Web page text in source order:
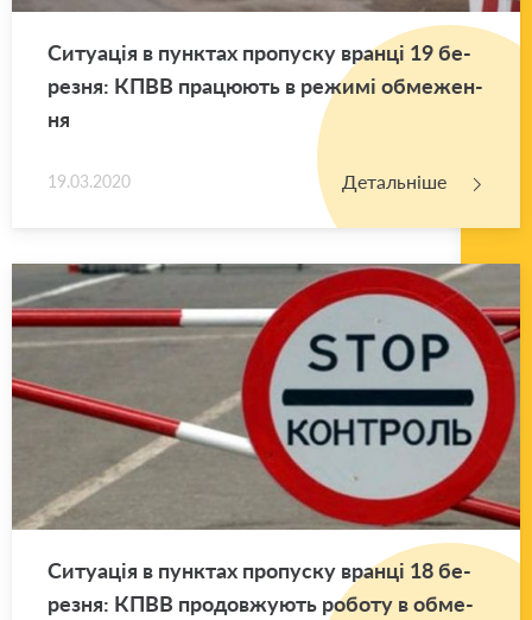
Си­ту­а­ція в пун­ктах про­пу­ску вран­ці 19 бе­
ре­зня: КПВВ пра­цю­ють в ре­жи­мі обме­же­н­
ня
19.03.2020 Детальніше
Си­ту­а­ція в пун­ктах про­пу­ску вран­ці 18 бе­
ре­зня: КПВВ про­дов­жу­ють ро­бо­ту в обме­